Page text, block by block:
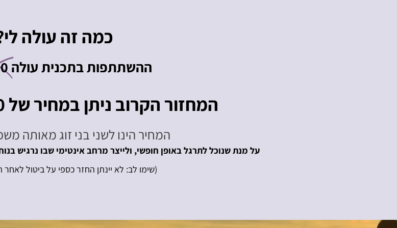
כמה זה עולה
ההשתתפות בתכנית עולה
המחזור הקרוב ניתן במחיר של 550 ש"ח בלבד!
המחיר הינו לשני בני זוג מאותה
על מנת שנוכל לתרגל באופן חופשי, ולייצר מרחב אינטימי שבו נרגיש בנוח
(שימו לב: לא יינתן החזר כספי על ביטול לאחר